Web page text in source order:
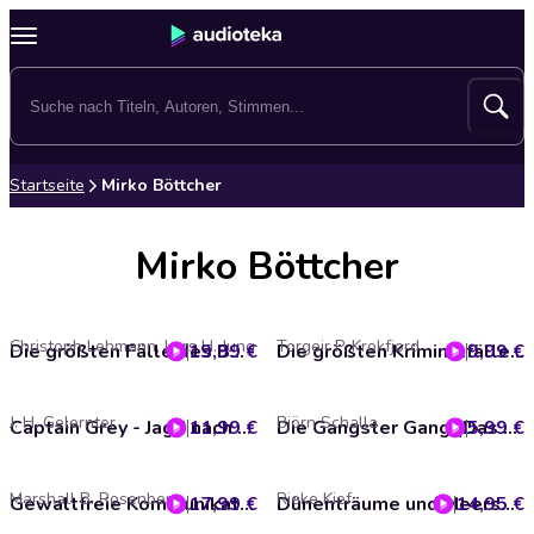
Startseite Mirko Böttcher
Mirko Böttcher
Die größten Fälle des BND, Die komplette Staffel 1
Christoph Lehmann, Lars H. Jung
19,99 € Die größten Kriminalfälle Skandinaviens - Teil 3
Torgeir P. Krokfjord 9,99 €
Captain Grey - Jagd nach Vergeltung & Spiel des Desserteuers
J. H. Gelernter 11,99 € Die Gangster Gang (Das Original-Hörspiel zum Kinofilm)
Björn Schalla 5,99 €
Gewaltfreie Kommunikation und Macht
Marshall B. Rosenberg 17,99 € Dünenträume und Meersalzküsse (Ungekürzt)
Rieke Kief 14,95 €